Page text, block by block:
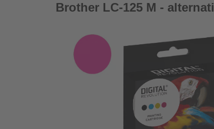
Brother LC-125 M -